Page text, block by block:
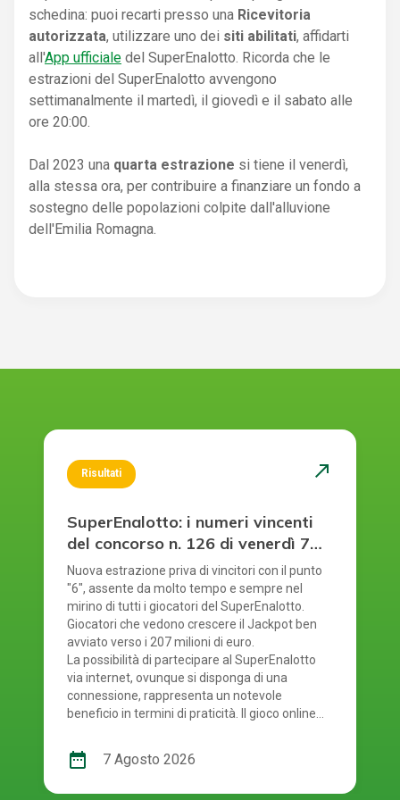
schedina: puoi recarti presso una Ricevitoria
autorizzata, utilizzare uno dei siti abilitati, affidarti
all'App ufficiale del SuperEnalotto. Ricorda che le
estrazioni del SuperEnalotto avvengono
settimanalmente il martedì, il giovedì e il sabato alle
ore 20:00.
Dal 2023 una quarta estrazione si tiene il venerdì,
alla stessa ora, per contribuire a finanziare un fondo a
sostegno delle popolazioni colpite dall'alluvione
dell'Emilia Romagna.
Risultati north_east
SuperEnalotto: i numeri vincenti
del concorso n. 126 di venerdì 7
agosto 2026
Nuova estrazione priva di vincitori con il punto
"6", assente da molto tempo e sempre nel
mirino di tutti i giocatori del SuperEnalotto.
Giocatori che vedono crescere il Jackpot ben
avviato verso i 207 milioni di euro.
La possibilità di partecipare al SuperEnalotto
via internet, ovunque si disponga di una
connessione, rappresenta un notevole
beneficio in termini di praticità. Il gioco online
questo considerevole vantaggio: evita la
necessità di recarsi fisicamente in ricevitoria
date_range 7 Agosto 2026